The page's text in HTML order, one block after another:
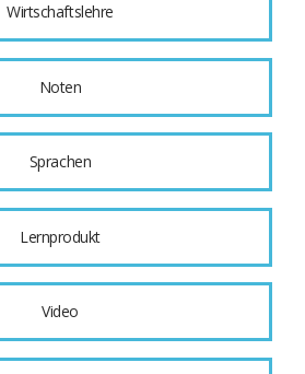
Wirtschaftslehre
Noten
Sprachen
Lernprodukt
Video